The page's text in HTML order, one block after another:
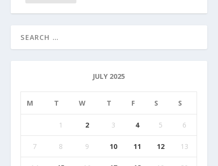
JULY 2025
M T W T F S S
1 2 3 4 5 6
7 8 9 10 11 12 13